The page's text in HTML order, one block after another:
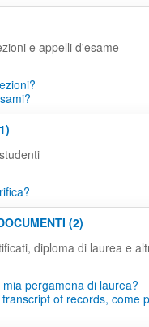
e appelli d'esame
(2)
diploma di laurea e
pergamena di laurea?
of records, come